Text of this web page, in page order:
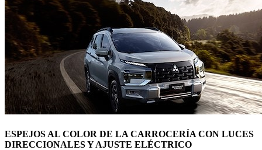
ESPEJOS AL COLOR DE LA CARROCERÍA CON LUCES
DIRECCIONALES Y AJUSTE ELÉCTRICO